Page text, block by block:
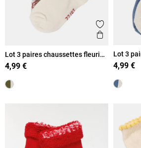
Ajouter aux
Aperçu
Lot 3 paires chaussettes fleuries
fille
4,99 €
Lot 3
garçon
4,99 €